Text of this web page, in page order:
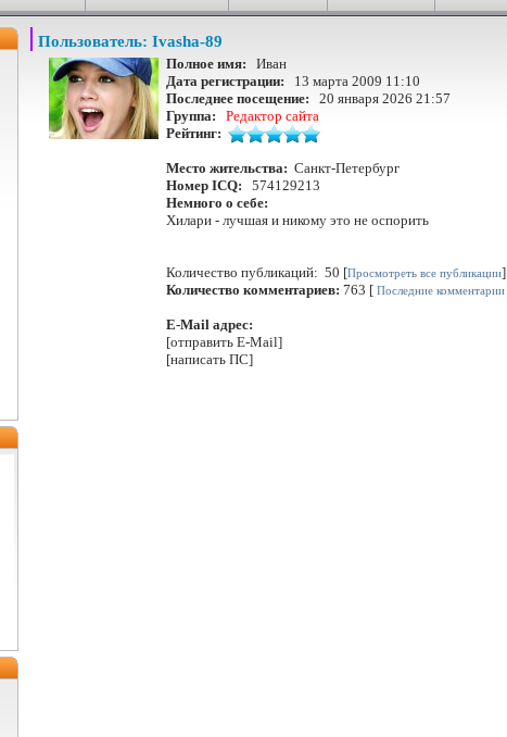
Пользователь: Ivasha-89
Полное имя: Иван
Дата регистрации: 13 марта 2009 11:10
Последнее посещение: 20 января 2026 21:57
Группа:
Редактор сайта
Рейтинг:
Место жительства: Санкт-Петербург
Номер ICQ: 574129213
Немного о себе:
Хилари - лучшая и никому это не оспорить
Количество публикаций: 50 [Просмотреть все публикации]
Количество комментариев: 763 [ Последние комментарии
E-Mail адрес:
[отправить E-Mail]
[написать ПС]